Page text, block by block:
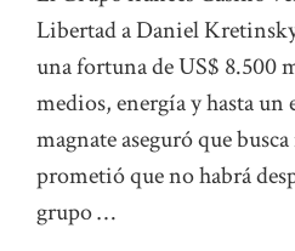
Libertad a Daniel
una fortuna de US$ 8.500
medios, energía y hasta
magnate aseguró que
prometió que no habrá
grupo …